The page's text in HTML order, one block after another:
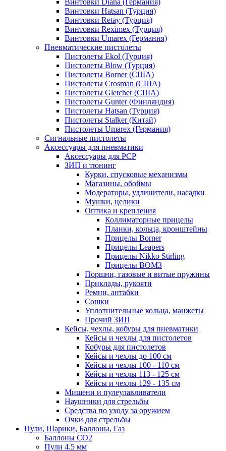
Винтовки Hatsan (Турция)
Винтовки Retay (Турция)
Винтовки Reximex (Турция)
Винтовки Umarex (Германия)
Пневматические пистолеты
Пистолеты Ekol (Турция)
Пистолеты Blow (Турция)
Пистолеты Borner (США)
Пистолеты Crosman (США)
Пистолеты Gletcher (США)
Пистолеты Gunter (Финляндия)
Пистолеты Hatsan (Турция)
Пистолеты Stalker (Китай)
Пистолеты Umarex (Германия)
Сигнальные пистолеты
Аксессуары для пневматики
Аксессуары для PCP
ЗИП и тюнинг
Курки, спусковые механизмы
Магазины, обоймы
Модераторы, удлинители, насадки
Мушки, целики
Оптика и крепления
Коллиматорные прицелы
Планки, кольца, кронштейны
Прицелы Borner
Прицелы Leapers
Прицелы Nikko Stirling
Прицелы ВОМЗ
Поршни, газовые и витые пружины
Приклады, рукояти
Ремни, антабки
Сошки
Уплотнительные кольца, манжеты
Прочий ЗИП
Кейсы, чехлы, кобуры для пневматики
Кейсы и чехлы для пистолетов
Кобуры для пистолетов
Кейсы и чехлы до 100 см
Кейсы и чехлы 100 - 110 см
Кейсы и чехлы 113 - 125 см
Кейсы и чехлы 129 - 135 см
Мишени и пулеулавливатели
Наушники для стрельбы
Средства по уходу за оружием
Очки для стрельбы
Пули, Шарики, Баллоны, Газ
Баллоны CO2
Пули 4.5 мм